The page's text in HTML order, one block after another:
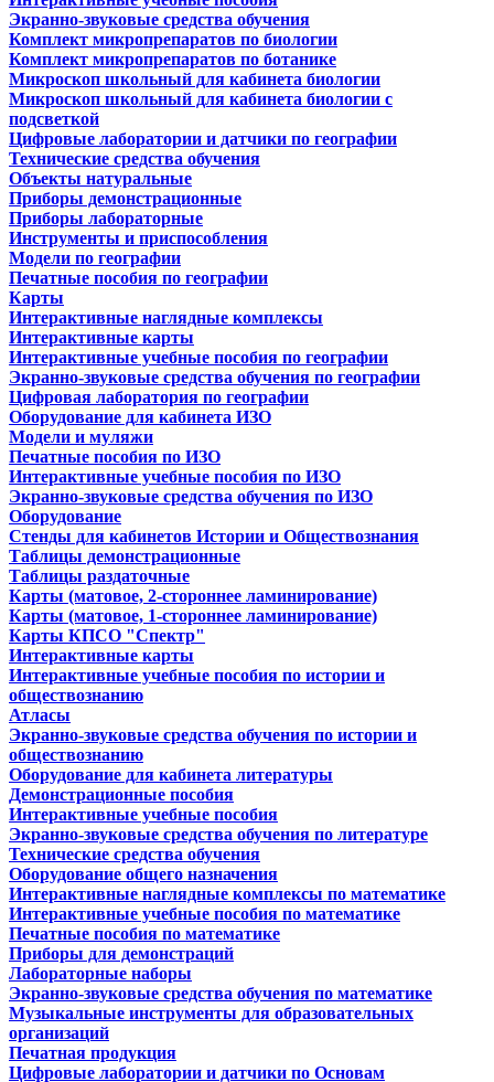
Экранно-звуковые средства обучения
Комплект микропрепаратов по биологии
Комплект микропрепаратов по ботанике
Микроскоп школьный для кабинета биологии
Микроскоп школьный для кабинета биологии с
подсветкой
Цифровые лаборатории и датчики по географии
Технические средства обучения
Объекты натуральные
Приборы демонстрационные
Приборы лабораторные
Инструменты и приспособления
Модели по географии
Печатные пособия по географии
Карты
Интерактивные наглядные комплексы
Интерактивные карты
Интерактивные учебные пособия по географии
Экранно-звуковые средства обучения по географии
Цифровая лаборатория по географии
Оборудование для кабинета ИЗО
Модели и муляжи
Печатные пособия по ИЗО
Интерактивные учебные пособия по ИЗО
Экранно-звуковые средства обучения по ИЗО
Оборудование
Стенды для кабинетов Истории и Обществознания
Таблицы демонстрационные
Таблицы раздаточные
Карты (матовое, 2-стороннее ламинирование)
Карты (матовое, 1-стороннее ламинирование)
Карты КПСО "Спектр"
Интерактивные карты
Интерактивные учебные пособия по истории и
обществознанию
Атласы
Экранно-звуковые средства обучения по истории и
обществознанию
Оборудование для кабинета литературы
Демонстрационные пособия
Интерактивные учебные пособия
Экранно-звуковые средства обучения по литературе
Технические средства обучения
Оборудование общего назначения
Интерактивные наглядные комплексы по математике
Интерактивные учебные пособия по математике
Печатные пособия по математике
Приборы для демонстраций
Лабораторные наборы
Экранно-звуковые средства обучения по математике
Музыкальные инструменты для образовательных
организаций
Печатная продукция
Цифровые лаборатории и датчики по Основам